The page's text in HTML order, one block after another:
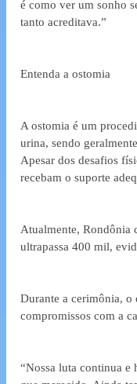
é como ver um sonho
tanto acreditava.”
Entenda a ostomia
A ostomia é um
urina, sendo
Apesar dos desafios
recebam o suporte
Atualmente, Rondônia
ultrapassa 400 mil,
Durante a cerimônia, o
compromissos com a
“Nossa luta continua e